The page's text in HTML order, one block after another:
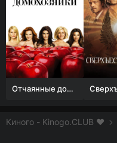
Отчаянные домохозяйки (1 сезон)
Киного - Kinogo.CLUB ❤️